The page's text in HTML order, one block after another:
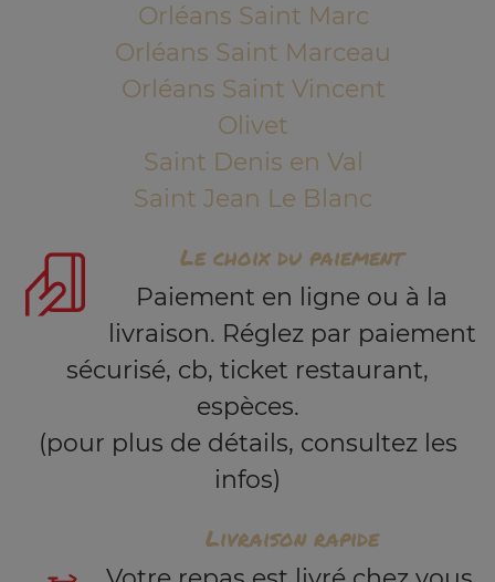
Orléans Saint Marc
Orléans Saint Marceau
Orléans Saint Vincent
Olivet
Saint Denis en Val
Saint Jean Le Blanc
Le choix du paiement
Paiement en ligne ou à la
livraison. Réglez par paiement
sécurisé, cb, ticket restaurant,
espèces.
(pour plus de détails, consultez les
infos)
Livraison rapide